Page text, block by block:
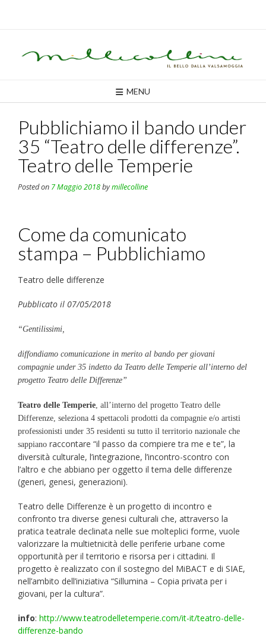
MENU
Pubblichiamo il bando under
35 “Teatro delle differenze”.
Teatro delle Temperie
Posted on 7 Maggio 2018bymillecolline
Come da comunicato
stampa – Pubblichiamo
Teatro delle differenze
Pubblicato il 07/05/2018
“Gentilissimi,
diffondiamo comunicazione in merito al bando per giovani
compagnie under 35 indetto da Teatro delle Temperie all’interno del
progetto Teatro delle Differenze”
Teatro delle Temperie , all’interno del progetto Teatro delle
Differenze, seleziona 4 spettacoli prodotti da compagnie e/o artisti
professionisti under 35 residenti su tutto il territorio nazionale che
sappiano raccontare “il passo da compiere tra me e te”, la
diversità culturale, l’integrazione, l’incontro-scontro con
l’altro e che abbiano per oggetto il tema delle differenze
(generi, genesi, generazioni).
Teatro delle Differenze è un progetto di incontro e
confronto tra diverse genesi culturali che, attraverso la
pratica teatrale declinata nelle sue molteplici forme, vuole
valorizzare la multietnicità delle periferie urbane come
opportunità per il territorio e risorsa per i cittadini. Il
progetto è realizzato con il sostegno del MiBACT e di SIAE,
nell’ambito dell’iniziativa “Sillumina – Copia privata per i
giovani, per la cultura”.
info: http://www.teatrodelletemperie.com/it-it/teatro-delle-
differenze-bando